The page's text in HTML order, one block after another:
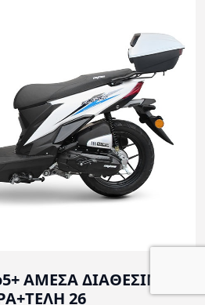
ΑΜΕΣΑ ΔΙΑΘΕΣΙΜΑ
26